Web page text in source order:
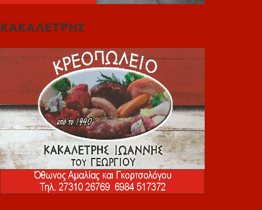
ΚΑΚΑΛΕΤΡΗΣ